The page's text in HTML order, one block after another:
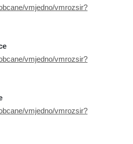
vmjedno/vmrozsir?
vmjedno/vmrozsir?
vmjedno/vmrozsir?